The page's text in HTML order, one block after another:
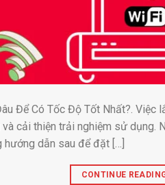
Để Có Tốc Độ Tốt Nhất?.
cải thiện trải nghiệm sử dụng.
dẫn sau để đặt […]
CONTINUE